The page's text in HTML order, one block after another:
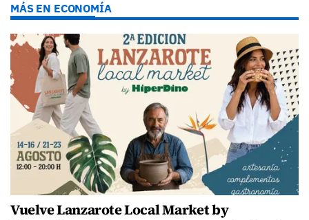
MÁS EN ECONOMÍA
Vuelve Lanzarote Local Market by